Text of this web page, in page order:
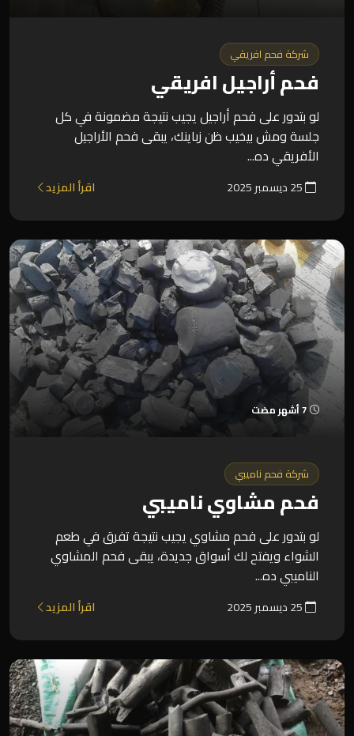
شركة فحم افريقي
فحم أراجيل افريقي
لو بتدور على فحم أراجيل يجيب نتيجة مضمونة في كل
جلسة ومش بيخيب ظن زباينك، يبقى فحم الأراجيل
الأفريقي ده...
اقرأ المزيد
7 أشهر مضت
شركة فحم ناميبي
فحم مشاوي ناميبي
لو بتدور على فحم مشاوي يجيب نتيجة تفرق في طعم
الشواء ويفتح لك أسواق جديدة، يبقى فحم المشاوي
الناميبي ده...
اقرأ المزيد